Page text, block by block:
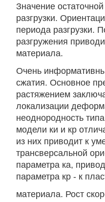
Значение
разгрузки.
периода разгрузки.
разгружения
материала.
Очень
сжатия. Основное
растяжением
локализации
неоднородность
модели ки и кр
из них приводит к
трансверсальной
параметра ка,
параметра кр - к
материала. Рост